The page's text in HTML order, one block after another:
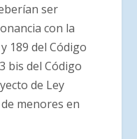
ser
con la
189 del Código
bis del Código
de Ley
menores en